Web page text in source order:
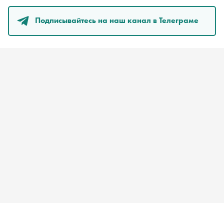
Подписывайтесь на наш канал в Телеграме